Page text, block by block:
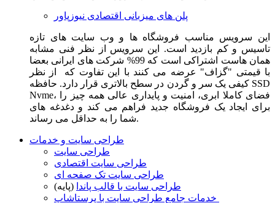
پلن های میزبانی اقتصادی نیوزپاور
این سرویس مناسب فروشگاه ها و وب سایت های تازه
تاسیس و کم بازدید است. این سرویس از نظر فنی مشابه
همان هاست اشتراکی است که 99% شرکت های ایرانی بعضا
با قیمتی "گزاف" عرضه می کنند با این تفاوت که از نظر
کیفی یک سر و گردن در سطح بالاتری قرار دارد. حافظه SSD
Nvme، فضای کاملا ابری، امنیت و پایداری عالی همه چیز را
برای ایجاد یک فروشگاه جدید فراهم می کند و دغدغه های
شما را به حداقل می رساند.
طراحی سایت و خدمات
طراحی سایت
طراحی سایت اقتصادی
طراحی سایت تک صفحه ای
طراحی سایت با قالب پاندا (پایه)